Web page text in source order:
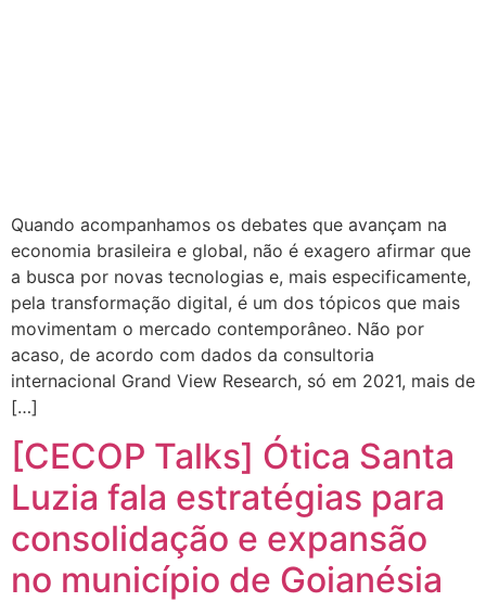
Quando acompanhamos os debates que avançam na
economia brasileira e global, não é exagero afirmar que
a busca por novas tecnologias e, mais especificamente,
pela transformação digital, é um dos tópicos que mais
movimentam o mercado contemporâneo. Não por
acaso, de acordo com dados da consultoria
internacional Grand View Research, só em 2021, mais de
[…]
[CECOP Talks] Ótica Santa
Luzia fala estratégias para
consolidação e expansão
no município de Goianésia